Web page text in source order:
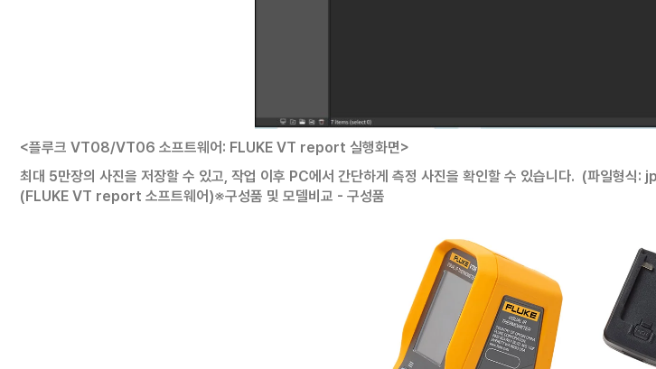
<플루크 VT08/VT06 소프트웨어: FLUKE VT report 실행화면>
최대 5만장의 사진을 저장할 수 있고, 작업 이후 PC에서 간단하게 측정 사진을 확인할 수 있습니다. (파일형식:
(FLUKE VT report 소프트웨어)※구성품 및 모델비교 - 구성품